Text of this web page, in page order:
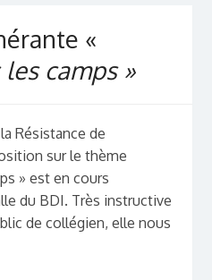
«
camps »
Résistance de
sur le thème
» est en cours
du BDI. Très instructive
de collégien, elle nous